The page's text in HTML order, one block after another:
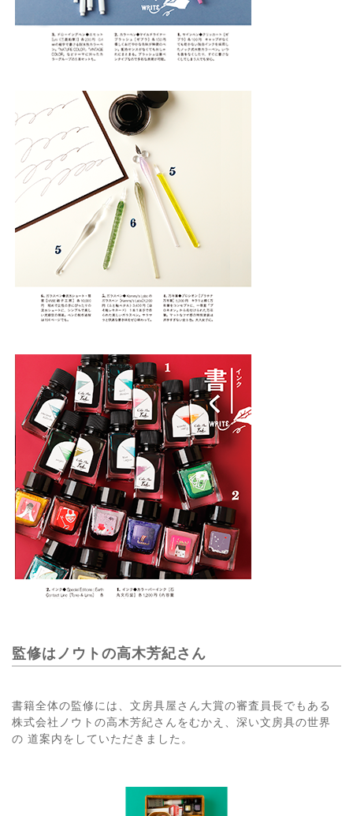
監修はノウトの高木芳紀さん
書籍全体の監修には、文房具屋さん大賞の審査員長でもある
株式会社ノウトの高木芳紀さんをむかえ、深い文房具の世界
の 道案内をしていただきました。